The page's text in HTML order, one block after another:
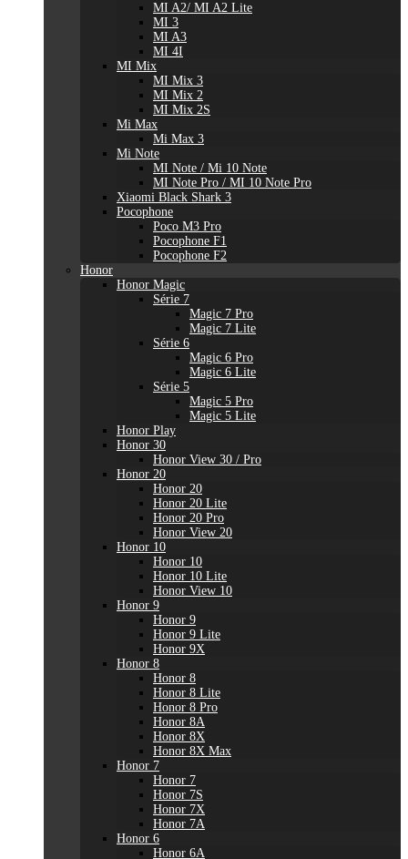
MI A2/ MI A2 Lite
MI 3
MI A3
MI 4I
MI Mix
MI Mix 3
MI Mix 2
MI Mix 2S
Mi Max
Mi Max 3
Mi Note
MI Note / Mi 10 Note
MI Note Pro / MI 10 Note Pro
Xiaomi Black Shark 3
Pocophone
Poco M3 Pro
Pocophone F1
Pocophone F2
Honor
Honor Magic
Série 7
Magic 7 Pro
Magic 7 Lite
Série 6
Magic 6 Pro
Magic 6 Lite
Série 5
Magic 5 Pro
Magic 5 Lite
Honor Play
Honor 30
Honor View 30 / Pro
Honor 20
Honor 20
Honor 20 Lite
Honor 20 Pro
Honor View 20
Honor 10
Honor 10
Honor 10 Lite
Honor View 10
Honor 9
Honor 9
Honor 9 Lite
Honor 9X
Honor 8
Honor 8
Honor 8 Lite
Honor 8 Pro
Honor 8A
Honor 8X
Honor 8X Max
Honor 7
Honor 7
Honor 7S
Honor 7X
Honor 7A
Honor 6
Honor 6A